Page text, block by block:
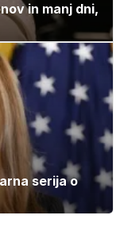
in manj dni,
serija o